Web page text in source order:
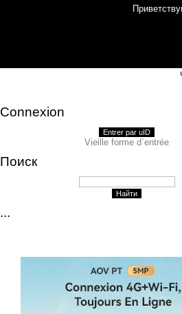
Connexion
Entrer par uID
Vieille forme d`entrée
Поиск
...